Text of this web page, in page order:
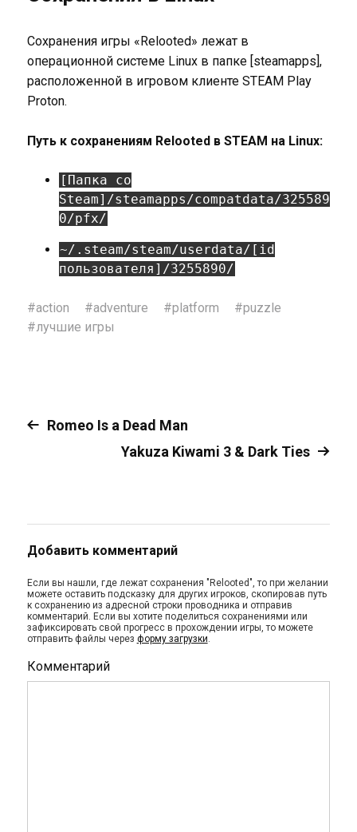
Сохранения игры «Relooted» лежат в
операционной системе Linux в папке [steamapps],
расположенной в игровом клиенте STEAM Play
Proton.
Путь к сохранениям Relooted в STEAM на Linux:
[Папка со
Steam]/steamapps/compatdata/325589
0/pfx/
~/.steam/steam/userdata/[id
пользователя]/3255890/
#action #adventure #platform #puzzle
#лучшие игры
Romeo Is a Dead Man
Yakuza Kiwami 3 & Dark Ties
Добавить комментарий
Если вы нашли, где лежат сохранения "Relooted", то при желании
можете оставить подсказку для других игроков, скопировав путь
к сохранению из адресной строки проводника и отправив
комментарий. Если вы хотите поделиться сохранениями или
зафиксировать свой прогресс в прохождении игры, то можете
отправить файлы через форму загрузки.
Комментарий